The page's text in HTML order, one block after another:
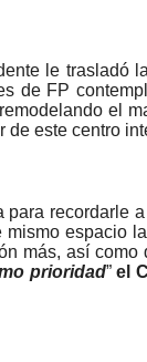
le trasladó
de FP
el
de este centro
para recordarle
espacio
más, así como
prioridad”el